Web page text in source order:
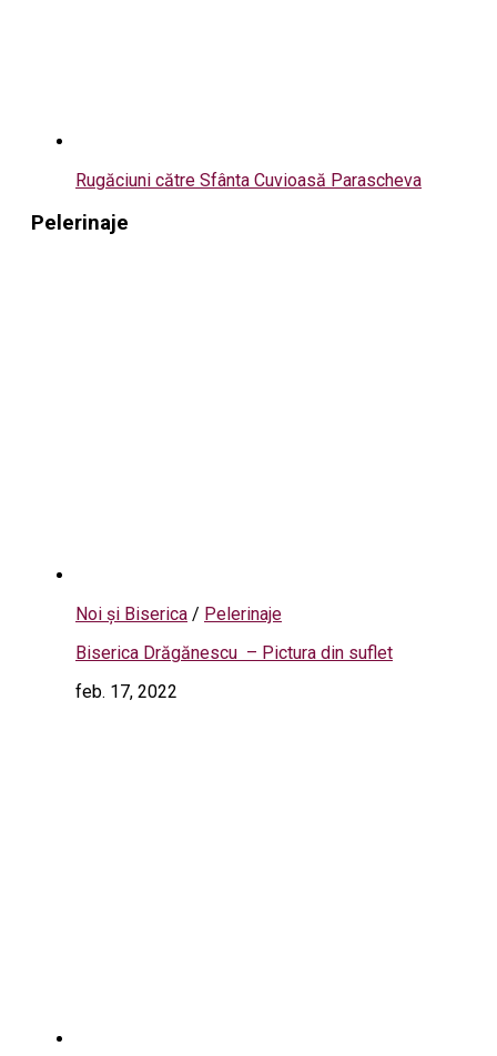
Rugăciuni către Sfânta Cuvioasă Parascheva
Pelerinaje
Noi și Biserica / Pelerinaje
Biserica Drăgănescu – Pictura din suflet
feb. 17, 2022